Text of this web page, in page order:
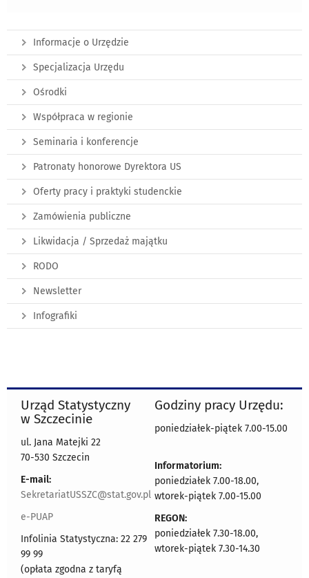
Informacje o Urzędzie
Specjalizacja Urzędu
Ośrodki
Współpraca w regionie
Seminaria i konferencje
Patronaty honorowe Dyrektora US
Oferty pracy i praktyki studenckie
Zamówienia publiczne
Likwidacja / Sprzedaż majątku
RODO
Newsletter
Infografiki
Urząd Statystyczny
w Szczecinie
ul. Jana Matejki 22
70-530 Szczecin
E-mail:
SekretariatUSSZC@stat.gov.pl
e-PUAP
Infolinia Statystyczna: 22 279
99 99
(opłata zgodna z taryfą
Godziny pracy Urzędu:
poniedziałek-piątek 7.00-15.00
Informatorium:
poniedziałek 7.00-18.00,
wtorek-piątek 7.00-15.00
REGON:
poniedziałek 7.30-18.00,
wtorek-piątek 7.30-14.30